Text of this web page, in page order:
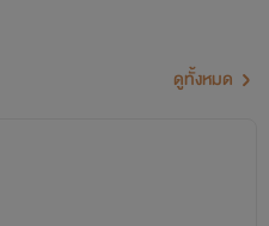
ดูทั้งหมด